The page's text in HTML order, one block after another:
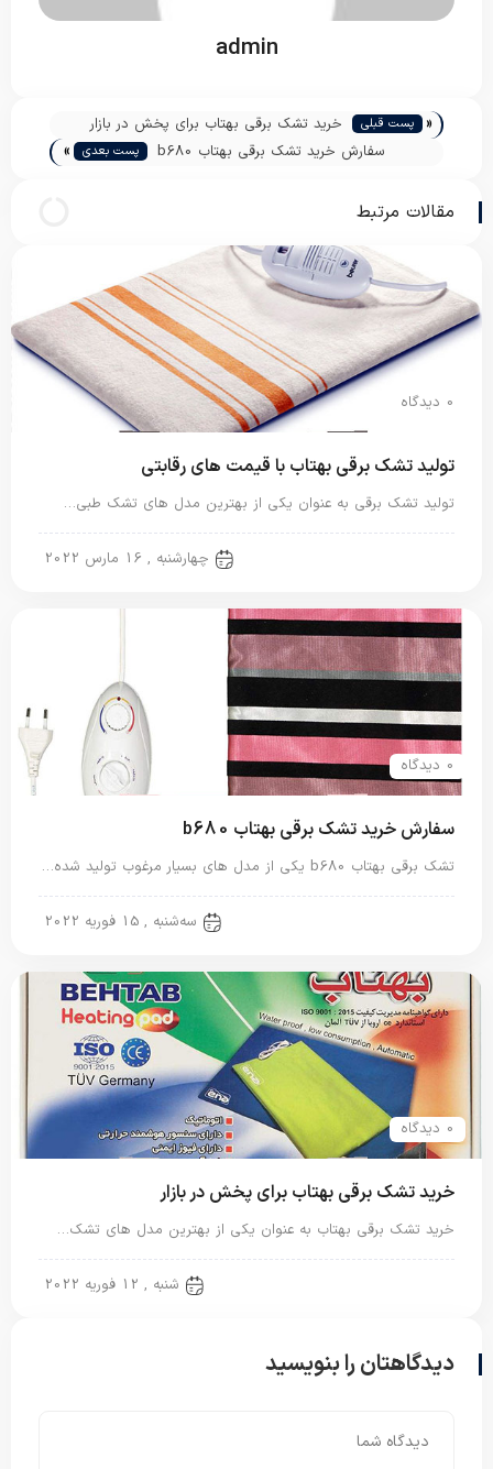
admin
« پست قبلی
خرید تشک برقی بهتاب برای پخش در بازار
سفارش خرید تشک برقی بهتاب b680
پست بعدی »
مقالات مرتبط
0 دیدگاه
تولید تشک برقی بهتاب با قیمت های رقابتی
تولید تشک برقی به عنوان یکی از بهترین مدل های تشک طبی…
چهارشنبه , 16 مارس 2022
0 دیدگاه
سفارش خرید تشک برقی بهتاب b680
تشک برقی بهتاب b680 یکی از مدل های بسیار مرغوب تولید شده…
سه‌شنبه , 15 فوریه 2022
0 دیدگاه
خرید تشک برقی بهتاب برای پخش در بازار
خرید تشک برقی بهتاب به عنوان یکی از بهترین مدل های تشک…
شنبه , 12 فوریه 2022
دیدگاهتان را بنویسید